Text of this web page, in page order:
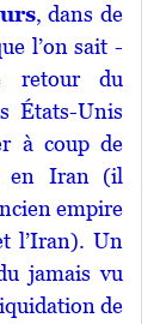
, dans de
l’on sait -
retour du
États-Unis
à coup de
en Iran (il
empire
l’Iran). Un
jamais vu
de